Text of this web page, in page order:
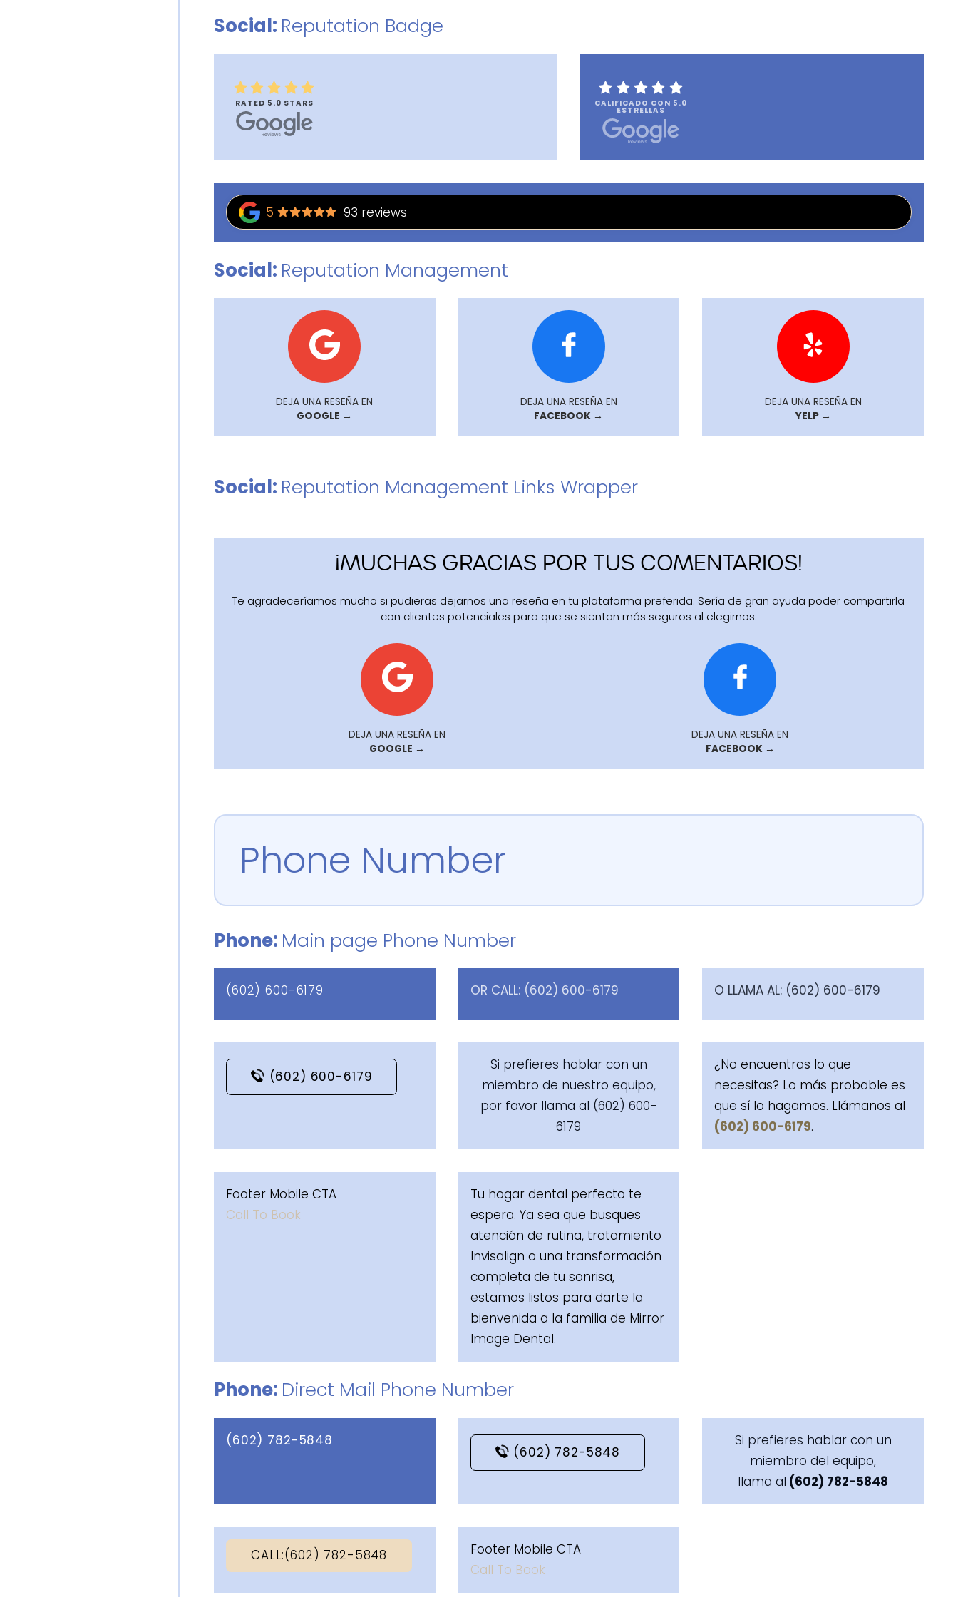
Social: Reputation Badge
RATED 5.0 STARS CALIFICADO CON 5.0
ESTRELLAS
5 93 reviews
Social: Reputation Management
DEJA UNA RESEÑA EN
GOOGLE →
DEJA UNA RESEÑA EN
FACEBOOK →
DEJA UNA RESEÑA EN
YELP →
Social: Reputation Management Links Wrapper
¡MUCHAS GRACIAS POR TUS COMENTARIOS!
Te agradeceríamos mucho si pudieras dejarnos una reseña en tu plataforma preferida. Sería de gran ayuda poder compartirla
con clientes potenciales para que se sientan más seguros al elegirnos.
DEJA UNA RESEÑA EN
GOOGLE →
DEJA UNA RESEÑA EN
FACEBOOK →
Phone Number
Phone: Main page Phone Number
(602) 600-6179 OR CALL: (602) 600-6179 O LLAMA AL: (602) 600-6179
(602) 600-6179
Si prefieres hablar con un
miembro de nuestro equipo,
por favor llama al (602) 600-
6179
¿No encuentras lo que
necesitas? Lo más probable es
que sí lo hagamos. Llámanos al
(602) 600-6179.
Footer Mobile CTA
Call To Book
Tu hogar dental perfecto te
espera. Ya sea que busques
atención de rutina, tratamiento
Invisalign o una transformación
completa de tu sonrisa,
estamos listos para darte la
bienvenida a la familia de Mirror
Image Dental.
Phone: Direct Mail Phone Number
(602) 782-5848
(602) 782-5848
Si prefieres hablar con un
miembro del equipo,
llama al (602) 782-5848
CALL:(602) 782-5848
Footer Mobile CTA
Call To Book